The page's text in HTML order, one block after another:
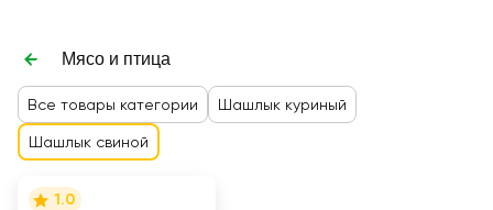
Мясо и птица
Все товары категории Шашлык куриный
Шашлык свиной
1.0